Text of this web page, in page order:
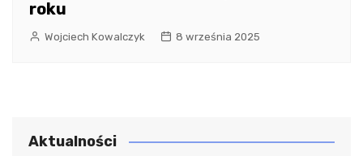
roku
Wojciech Kowalczyk 8 września 2025
Aktualności